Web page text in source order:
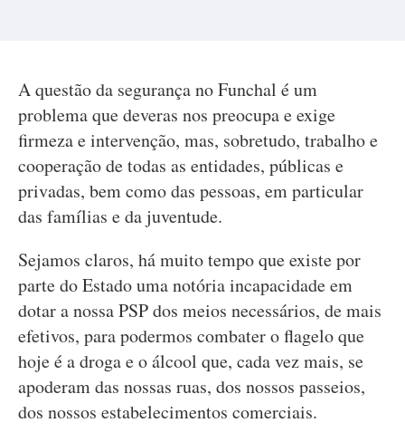
A questão da segurança no Funchal é um
problema que deveras nos preocupa e exige
firmeza e intervenção, mas, sobretudo, trabalho e
cooperação de todas as entidades, públicas e
privadas, bem como das pessoas, em particular
das famílias e da juventude.
Sejamos claros, há muito tempo que existe por
parte do Estado uma notória incapacidade em
dotar a nossa PSP dos meios necessários, de mais
efetivos, para podermos combater o flagelo que
hoje é a droga e o álcool que, cada vez mais, se
apoderam das nossas ruas, dos nossos passeios,
dos nossos estabelecimentos comerciais.